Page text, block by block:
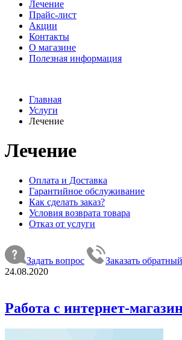
Лечение
Прайс-лист
Акции
Контакты
О магазине
Полезная информация
Главная
Услуги
Лечение
Лечение
Оплата и Доставка
Гарантийное обслуживание
Как сделать заказ?
Условия возврата товара
Отказ от услуги
Задать вопрос Заказать
24.08.2020
Работа с интернет-